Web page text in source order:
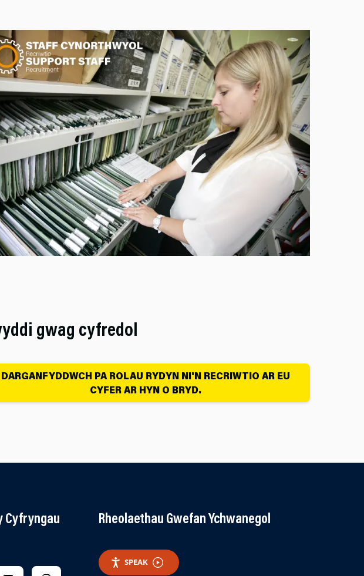
gwag cyfredol
DARGANFYDDWCH PA ROLAU RYDYN NI'N RECRIWTIO AR EU
CYFER AR HYN O BRYD.
Cyfryngau
Rheolaethau Gwefan Ychwanegol
SPEAK